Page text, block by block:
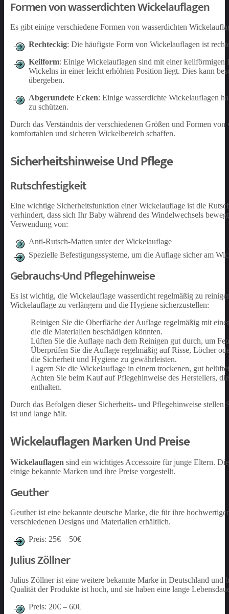
Formen von wasserdichten Wickelauflagen
Es gibt einige verschiedene Formen von wasserdichten
Rechteckig: Die häufigste Form von Wickelauflagen ist
Keilform: Einige Wickelauflagen sind mit einer keilförmigen
Wickelns in einer leicht erhöhten Position liegt. Dies kann
übergeben.
Abgerundete Ecken: Einige wasserdichte Wickelauflagen
zu schützen.
Durch das Verständnis der verschiedenen Größen und Formen
komfortablen und sicheren Wickelbereich schaffen.
Sicherheitshinweise Und Pflege
Rutschfestigkeit
Eine wichtige Sicherheitsfunktion einer Wickelauflage ist die
verhindert, dass sich Ihr Baby während des Windelwechsels
Verwendung von:
Anti-Rutsch-Matten unter der Wickelauflage
Spezielle Befestigungssysteme, um die Auflage sicher am
Gebrauchs-Und Pflegehinweise
Es ist wichtig, die Wickelauflage wasserdicht regelmäßig zu
Wickelauflage zu verlängern und die Hygiene sicherzustellen:
Reinigen Sie die Oberfläche der Auflage regelmäßig mit
die die Materialien beschädigen könnten.
Lüften Sie die Auflage nach dem Reinigen gut durch, um
Überprüfen Sie die Auflage regelmäßig auf Risse, Löcher
die Sicherheit und Hygiene zu gewährleisten.
Lagern Sie die Wickelauflage in einem trockenen, gut
Achten Sie beim Kauf auf Pflegehinweise des Herstellers,
enthalten.
Durch das Befolgen dieser Sicherheits- und Pflegehinweise
ist und lange hält.
Wickelauflagen Marken Und Preise
Wickelauflagen sind ein wichtiges Accessoire für junge Eltern.
einige bekannte Marken und ihre Preise vorgestellt.
Geuther
Geuther ist eine bekannte deutsche Marke, die für ihre
verschiedenen Designs und Materialien erhältlich.
Preis: 25€ – 50€
Julius Zöllner
Julius Zöllner ist eine weitere bekannte Marke in Deutschland
Qualität der Produkte ist hoch, und sie haben eine lange
Preis: 20€ – 60€